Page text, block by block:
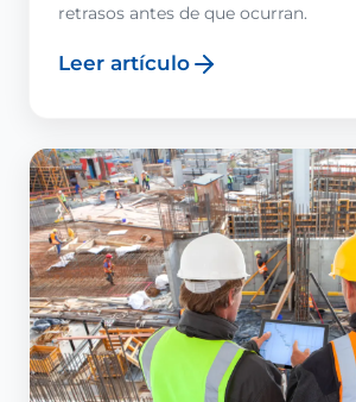
retrasos antes de que ocurran.
Leer artículo